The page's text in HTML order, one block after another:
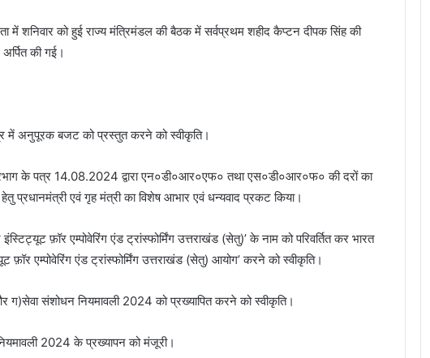
में शनिवार को हुई राज्य मंत्रिमंडल की बैठक में सर्वप्रथम शहीद कैप्टन दीपक सिंह की
की गई।
में अनुपूरक बजट को प्रस्तुत करने को स्वीकृति।
के पत्र 14.08.2024 द्वारा एन०डी०आर०एफ० तथा एस०डी०आर०फ० की दरों का
प्रधानमंत्री एवं गृह मंत्री का विशेष आभार एवं धन्यवाद प्रकट किया।
फ़ॉर एम्पोवेरिंग एंड ट्रांस्फोर्मिंग उत्तराखंड (सेतु)’ के नाम को परिवर्तित कर भारत
एम्पोवेरिंग एंड ट्रांस्फोर्मिंग उत्तराखंड (सेतु) आयोग’ करने को स्वीकृति।
ग)सेवा संशोधन नियमावली 2024 को प्रख्यापित करने को स्वीकृति।
2024 के प्रख्यापन को मंजूरी।